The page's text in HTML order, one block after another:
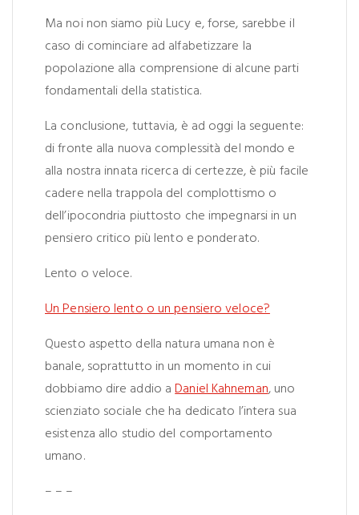
Ma noi non siamo più Lucy e, forse, sarebbe il
caso di cominciare ad alfabetizzare la
popolazione alla comprensione di alcune parti
fondamentali della statistica.
La conclusione, tuttavia, è ad oggi la seguente:
di fronte alla nuova complessità del mondo e
alla nostra innata ricerca di certezze, è più facile
cadere nella trappola del complottismo o
dell’ipocondria piuttosto che impegnarsi in un
pensiero critico più lento e ponderato.
Lento o veloce.
Un Pensiero lento o un pensiero veloce?
Questo aspetto della natura umana non è
banale, soprattutto in un momento in cui
dobbiamo dire addio aDaniel Kahneman, uno
scienziato sociale che ha dedicato l’intera sua
esistenza allo studio del comportamento
umano.
– – –